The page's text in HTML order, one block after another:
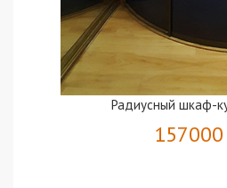
Радиусный шкаф-